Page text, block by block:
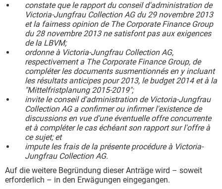
constate que le rapport du conseil d'administration de
Victoria-Jungfrau Collection AG du 29 novembre 2013
et la fairness opinion de The Corporate Finance Group
du 28 novembre 2013 ne satisfont pas aux exigences
de la LBVM;
ordonne à Victoria-Jungfrau Collection AG,
respectivement a The Corporate Finance Group, de
compléter les documents susmentionnés en y incluant
les résultats anticipes pour 2013, le budget 2014 et à la
"Mittelfristplanung 2015-2019";
invite le conseil d'administration de Victoria-Jungfrau
Collection AG a confirmer ou infirmer l'existence de
discussions en vue d'une éventuelle offre concurrente
et à compléter le cas échéant son rapport sur l'offre à
ce sujet; et
impute les frais de la présente procédure à Victoria-
Jungfrau Collection AG.
Auf die weitere Begründung dieser Anträge wird – soweit
erforderlich – in den Erwägungen eingegangen.